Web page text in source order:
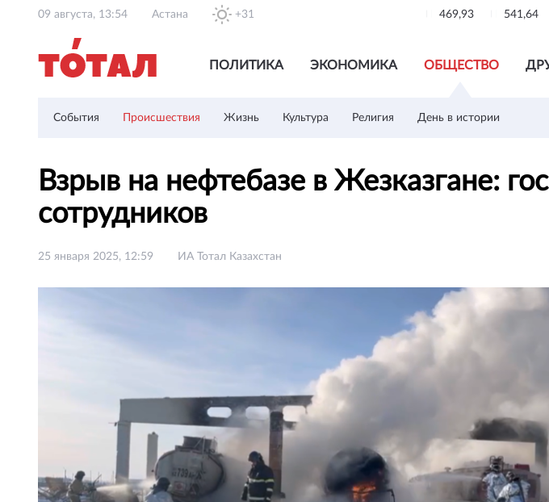
09 августа, 13:54 Астана +31 469,93 541,64
ПОЛИТИКА ЭКОНОМИКА ОБЩЕСТВО
События Происшествия Жизнь Культура Религия День в истории
Взрыв на нефтебазе в Жезказгане:
сотрудников
25 января 2025, 12:59 ИА Тотал Казахстан